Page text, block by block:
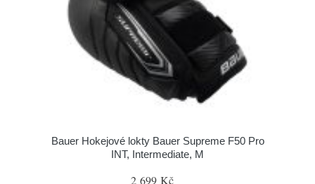
Bauer Hokejové lokty Bauer Supreme F50 Pro
INT, Intermediate, M
2 699 Kč